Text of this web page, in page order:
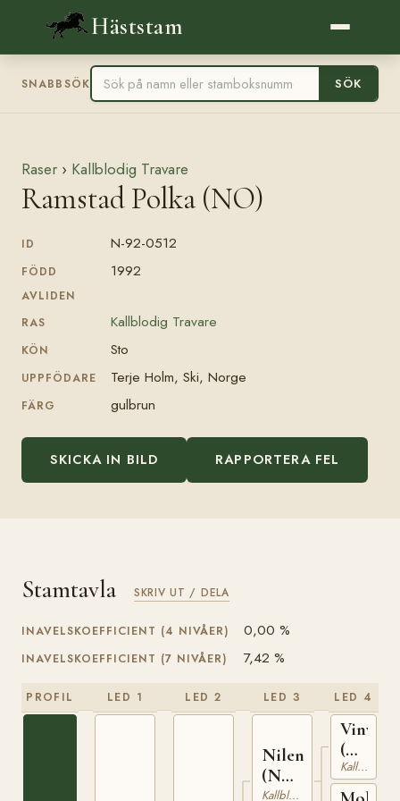
Häststam
SNABBSÖK SÖK
Raser › Kallblodig Travare
Ramstad Polka (NO)
ID N-92-0512
FÖDD 1992
AVLIDEN
RAS
Kallblodig Travare
KÖN Sto
UPPFÖDARE Terje Holm, Ski, Norge
FÄRG gulbrun
SKICKA IN BILD RAPPORTERA FEL
Stamtavla SKRIV UT / DELA
INAVELSKOEFFICIENT (4 NIVÅER) 0,00 %
INAVELSKOEFFICIENT (7 NIVÅER) 7,42 %
PROFIL LED 1 LED 2 LED 3
Nilen
(NO)
N
Kallblodig Travare
LED 4
Vinvar
(NO)
T-
230
Kallblodig Travare